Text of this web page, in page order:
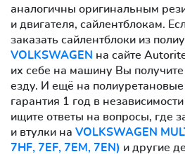
аналогичны оригинальным
и двигателя, сайлентблокам.
заказать сайлентблоки из
VOLKSWAGEN на сайте
их себе на машину Вы
езду. И ещё на полиуретановые
гарантия 1 год в
ищите ответы на вопросы, где
и втулки на VOLKSWAGEN
7HF, 7EF, 7EM, 7EN) и другие